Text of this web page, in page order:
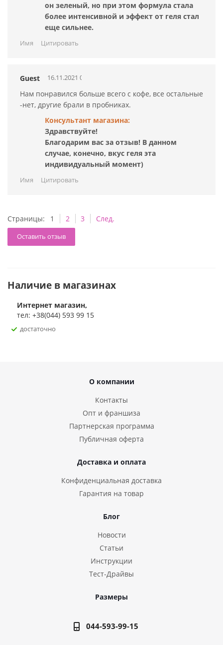
он зеленый, но при этом формула стала
более интенсивной и эффект от геля стал
еще сильнее.
Имя Цитировать
Guest 16.11.2021 00:35:48
Нам понравился больше всего с кофе, все остальные
-нет, другие брали в пробниках.
Консультант магазина:
Здравствуйте!
Благодарим вас за отзыв! В данном
случае, конечно, вкус геля эта
индивидуальный момент)
Имя Цитировать
Страницы: 1 2 3 След.
Оставить отзыв
Наличие в магазинах
Интернет магазин,
тел: +38(044) 593 99 15
достаточно
О компании
Контакты
Опт и франшиза
Партнерская программа
Публичная оферта
Доставка и оплата
Конфиденциальная доставка
Гарантия на товар
Блог
Новости
Статьи
Инструкции
Тест-Драйвы
Размеры
044-593-99-15